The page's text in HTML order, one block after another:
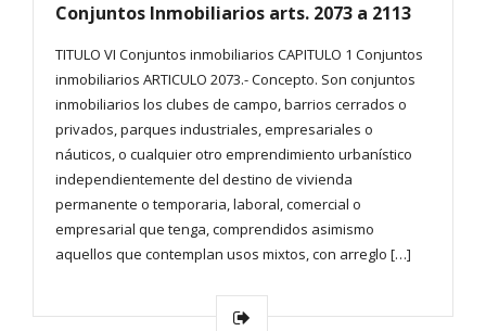
Conjuntos Inmobiliarios arts. 2073 a 2113
TITULO VI Conjuntos inmobiliarios CAPITULO 1 Conjuntos
inmobiliarios ARTICULO 2073.- Concepto. Son conjuntos
inmobiliarios los clubes de campo, barrios cerrados o
privados, parques industriales, empresariales o
náuticos, o cualquier otro emprendimiento urbanístico
independientemente del destino de vivienda
permanente o temporaria, laboral, comercial o
empresarial que tenga, comprendidos asimismo
aquellos que contemplan usos mixtos, con arreglo […]